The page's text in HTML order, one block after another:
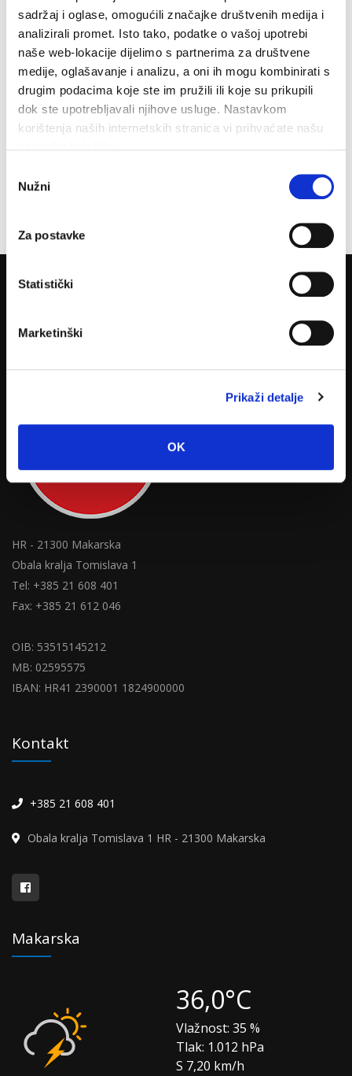
sadržaj i oglase, omogućili značajke društvenih medija i
analizirali promet. Isto tako, podatke o vašoj upotrebi
naše web-lokacije dijelimo s partnerima za društvene
medije, oglašavanje i analizu, a oni ih mogu kombinirati s
drugim podacima koje ste im pružili ili koje su prikupili
dok ste upotrebljavali njihove usluge. Nastavkom
korištenja naših internetskih stranica vi prihvaćate našu
pristanka
Nužni
Za postavke
Statistički
Marketinški
Prikaži detalje
OK
Obavijest Vodovoda o prekidu vodoopskrbe za danas 3.
kolovoza
3. kolovoza 2026.
30. srpnja 2026.
HR - 21300 Makarska
Obala kralja Tomislava 1
Tel: +385 21 608 401
Fax: +385 21 612 046
OIB: 53515145212
MB: 02595575
IBAN: HR41 2390001 1824900000
Kontakt
+385 21 608 401
Obala kralja Tomislava 1 HR - 21300 Makarska
Makarska
36,0°C
Vlažnost: 35 %
Tlak: 1.012 hPa
S 7,20 km/h